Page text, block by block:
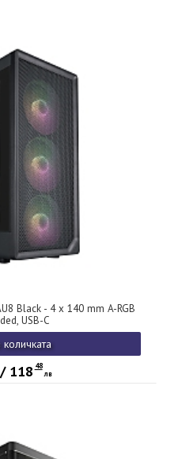
Black - 4 x 140 mm A-RGB
USB-C
118 48
лв